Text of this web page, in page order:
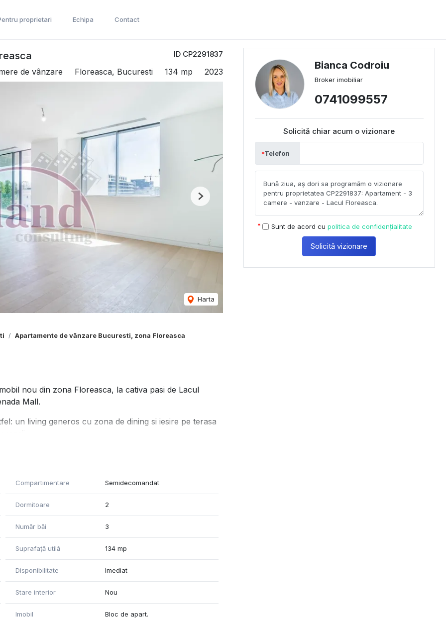
proprietari Echipa Contact
ID CP2291837
de vânzare Floreasca, Bucuresti 134 mp 2023
Harta
Next
Apartamente de vânzare Bucuresti, zona Floreasca
nou din zona Floreasca, la cativa pasi de Lacul
Mall.
un living generos cu zona de dining si iesire pe terasa
si o panorama superba.
si jaluzele, securitate, electricitate / alimentare,
Compartimentare Semidecomandat
Dormitoare 2
Număr băi 3
Suprafață utilă 134 mp
Disponibilitate Imediat
Stare interior Nou
Imobil Bloc de apart.
Bianca Codroiu
Broker imobiliar
0741099557
Solicită chiar acum o vizionare
Telefon
Sunt de acord cu politica de confidențialitate
Solicită vizionare